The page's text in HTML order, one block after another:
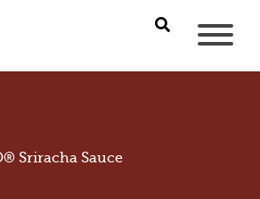
Sriracha Sauce